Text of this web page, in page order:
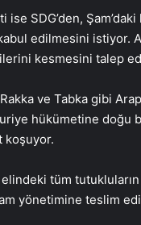
ise SDG’den,
edilmesini istiyor.
kesmesini talep
ve Tabka gibi
hükümetine
koşuyor.
tüm tutukluların
yönetimine teslim